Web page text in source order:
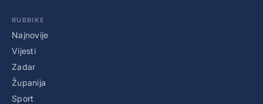
RUBRIKE
Najnovije
Vijesti
Zadar
Županija
Sport